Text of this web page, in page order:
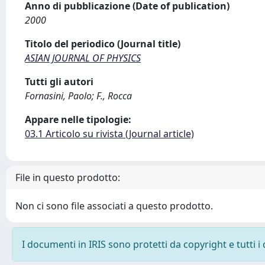
Anno di pubblicazione (Date of publication)
2000
Titolo del periodico (Journal title)
ASIAN JOURNAL OF PHYSICS
Tutti gli autori
Fornasini, Paolo; F., Rocca
Appare nelle tipologie:
03.1 Articolo su rivista (Journal article)
File in questo prodotto:
Non ci sono file associati a questo prodotto.
I documenti in IRIS sono protetti da copyright e tutti